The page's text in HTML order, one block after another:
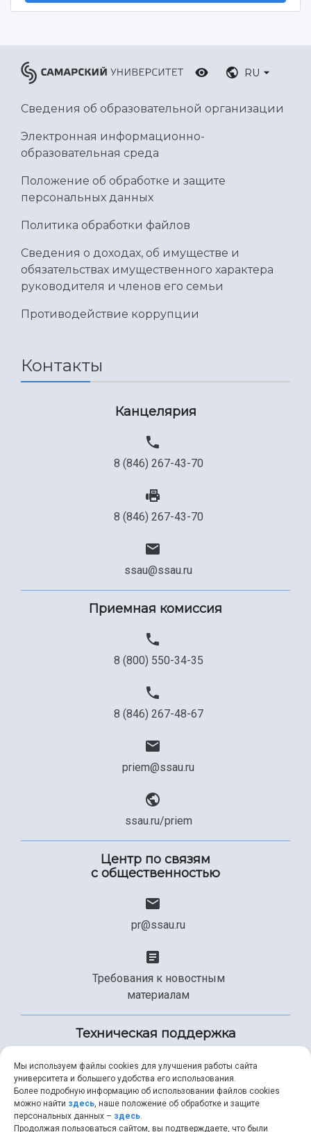
RU
Сведения об образовательной организации
Электронная информационно-
образовательная среда
Положение об обработке и защите
персональных данных
Политика обработки файлов
Сведения о доходах, об имуществе и
обязательствах имущественного характера
руководителя и членов его семьи
Противодействие коррупции
Контакты
Канцелярия
8 (846) 267-43-70
8 (846) 267-43-70
ssau@ssau.ru
Приемная комиссия
8 (800) 550-34-35
8 (846) 267-48-67
priem@ssau.ru
ssau.ru/priem
Центр по связям
с общественностью
pr@ssau.ru
Требования к новостным
материалам
Техническая поддержка
+7 (846) 267-49-99
Мы используем файлы cookies для улучшения работы сайта
университета и большего удобства его использования.
Более подробную информацию об использовании файлов cookies
можно найти здесь, наше положение об обработке и защите
персональных данных – здесь.
Продолжая пользоваться сайтом, вы подтверждаете, что были